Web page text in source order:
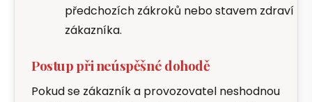
předchozích zákroků nebo stavem zdraví
zákazníka.
Postup při neúspěšné dohodě
Pokud se zákazník a provozovatel neshodnou